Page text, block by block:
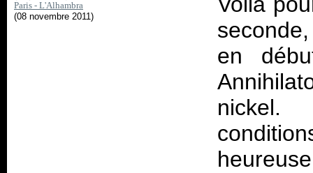
Paris - L'Alhambra
(08 novembre 2011)
en
nickel.